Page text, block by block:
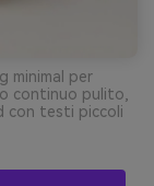
minimal per
continuo pulito,
con testi piccoli